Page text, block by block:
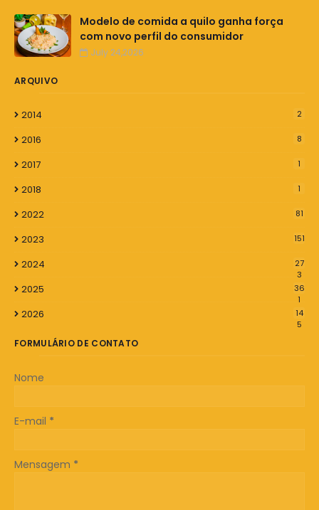
Modelo de comida a quilo ganha força
com novo perfil do consumidor
July 24,2026
ARQUIVO
2014 2
2016 8
2017 1
2018 1
2022 81
2023 151
2024
27
3
2025
36
1
2026
14
5
FORMULÁRIO DE CONTATO
Nome
E-mail *
Mensagem *